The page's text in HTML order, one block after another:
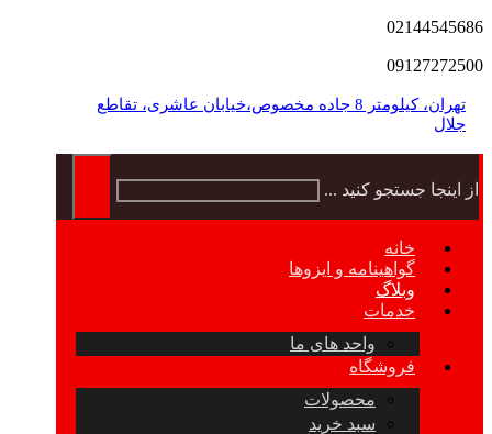
02144545686
09127272500
تهران، کیلومتر 8 جاده مخصوص،خیابان عاشری، تقاطع
جلال
از اینجا جستجو کنید ...
خانه
گواهینامه و ایزوها
وبلاگ
خدمات
واحد های ما
فروشگاه
محصولات
سبد خرید